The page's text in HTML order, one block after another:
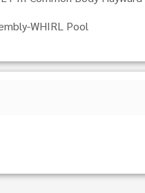
WHIRL Pool